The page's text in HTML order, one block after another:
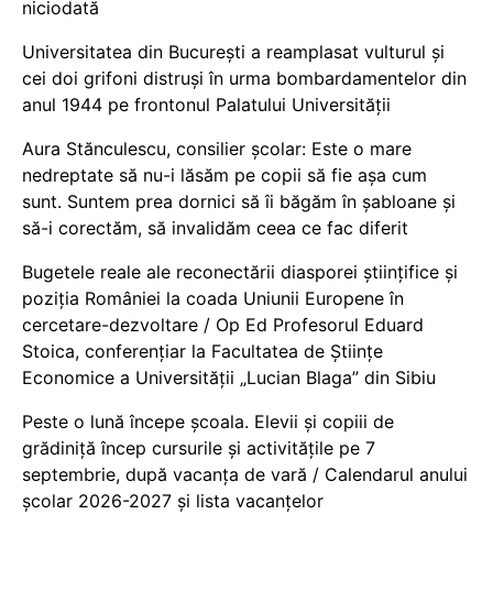
niciodată
Universitatea din București a reamplasat vulturul și
cei doi grifoni distruși în urma bombardamentelor din
anul 1944 pe frontonul Palatului Universității
Aura Stănculescu, consilier școlar: Este o mare
nedreptate să nu-i lăsăm pe copii să fie așa cum
sunt. Suntem prea dornici să îi băgăm în șabloane și
să-i corectăm, să invalidăm ceea ce fac diferit
Bugetele reale ale reconectării diasporei științifice și
poziția României la coada Uniunii Europene în
cercetare-dezvoltare / Op Ed Profesorul Eduard
Stoica, conferențiar la Facultatea de Științe
Economice a Universității „Lucian Blaga” din Sibiu
Peste o lună începe școala. Elevii și copiii de
grădiniță încep cursurile și activitățile pe 7
septembrie, după vacanța de vară / Calendarul anului
școlar 2026-2027 și lista vacanțelor